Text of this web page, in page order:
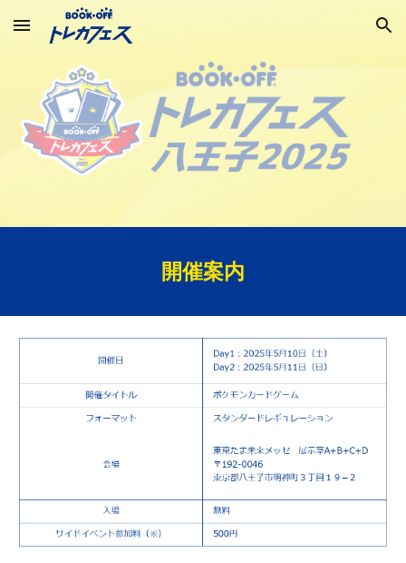
Skip to main content Skip to navigation
開催案内